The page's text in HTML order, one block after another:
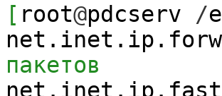
[ root@pdcserv /
пакетов